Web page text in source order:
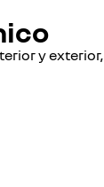
y exterior,